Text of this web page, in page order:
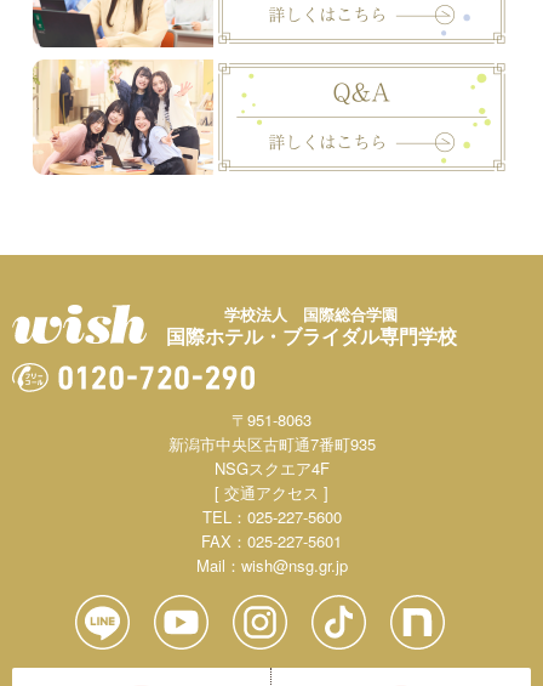
学校法人 国際総合学園
国際ホテル・ブライダル専門学校
〒951-8063
新潟市中央区古町通7番町935
NSGスクエア4F
[ 交通アクセス ]
TEL：025-227-5600
FAX：025-227-5601
Mail： wish@nsg.gr.jp